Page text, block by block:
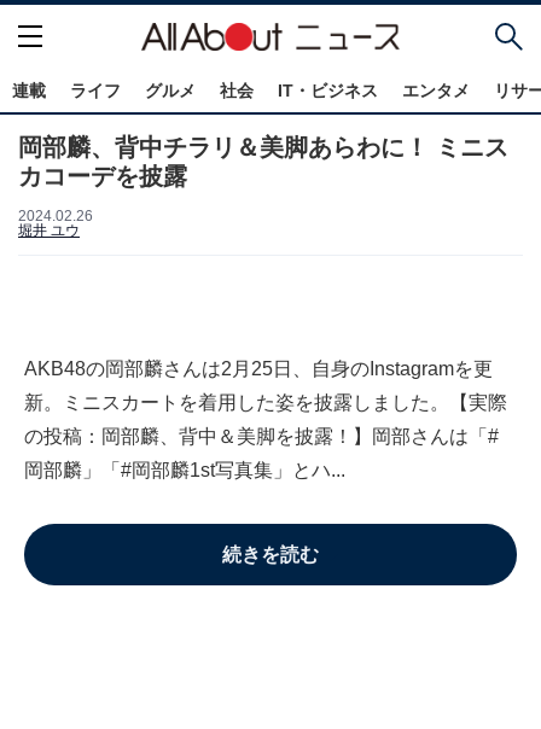
連載 ライフ グルメ 社会 IT・ビジネス エンタメ リサ
岡部麟、背中チラリ＆美脚あらわに！ ミニス
カコーデを披露
2024.02.26
堀井 ユウ
AKB48の岡部麟さんは2月25日、自身のInstagramを更
新。ミニスカートを着用した姿を披露しました。【実際
の投稿：岡部麟、背中＆美脚を披露！】岡部さんは「#
岡部麟」「#岡部麟1st写真集」とハ...
続きを読む